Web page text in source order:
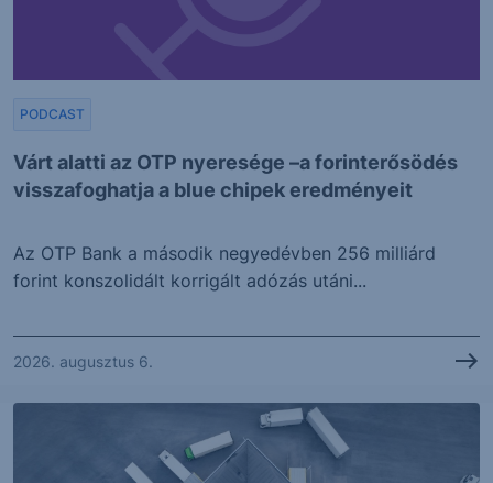
Várt alatti az OTP nyeresége –a forinterősödés
visszafoghatja a blue chipek eredményeit
PODCAST
Az OTP Bank a második negyedévben 256 milliárd
forint konszolidált korrigált adózás utáni...
2026. augusztus 6.